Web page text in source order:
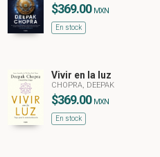
$369.00 MXN
En stock
Vivir en la luz
CHOPRA, DEEPAK
$369.00 MXN
En stock